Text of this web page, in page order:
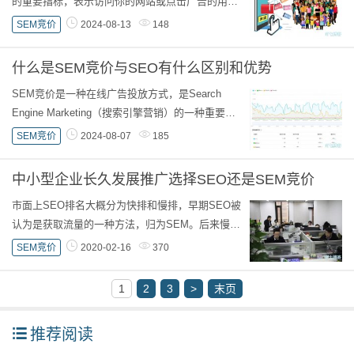
中，有多少比例完成了你设定的目标行为（如购
转...
SEM竞价 2024-08-13 148
什么是SEM竞价与SEO有什么区别和优势
SEM竞价是一种在线广告投放方式，是Search
Engine Marketing（搜索引擎营销）的一种重要形
式。广告主通过竞价排名的方式，将广告展示在搜
用户点...
SEM竞价 2024-08-07 185
中小型企业长久发展推广选择SEO还是SEM竞价
市面上SEO排名大概分为快排和慢排，早期SEO被
认为是获取流量的一种方法，归为SEM。后来慢慢
SEM被大家认为付费竞价推广，SEO沦为发帖发外
SEM竞价 2020-02-16 370
1 2 3 > 末页
推荐阅读